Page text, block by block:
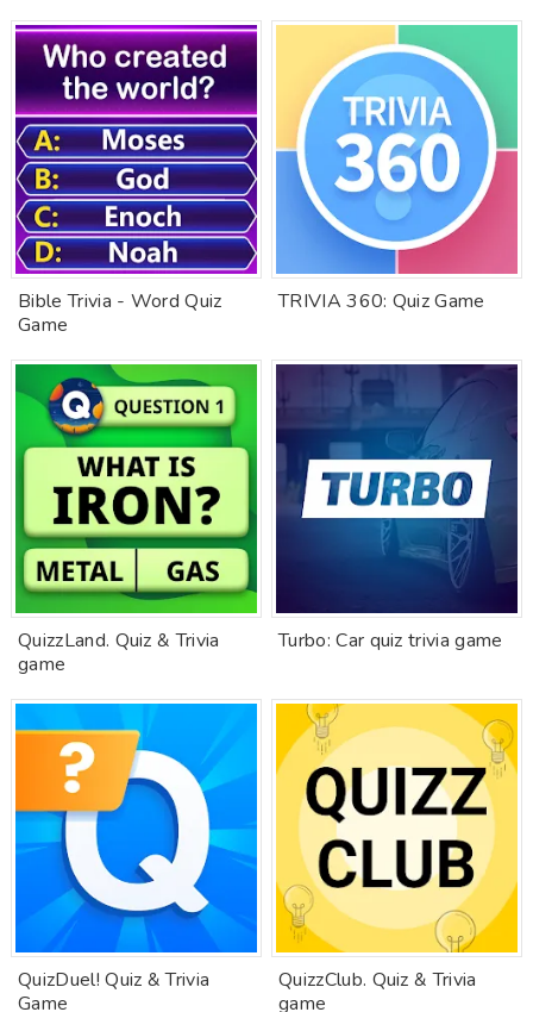
Bible Trivia - Word Quiz
Game
TRIVIA 360: Quiz Game
QuizzLand. Quiz & Trivia
game
Turbo: Car quiz trivia game
QuizDuel! Quiz & Trivia
Game
QuizzClub. Quiz & Trivia
game